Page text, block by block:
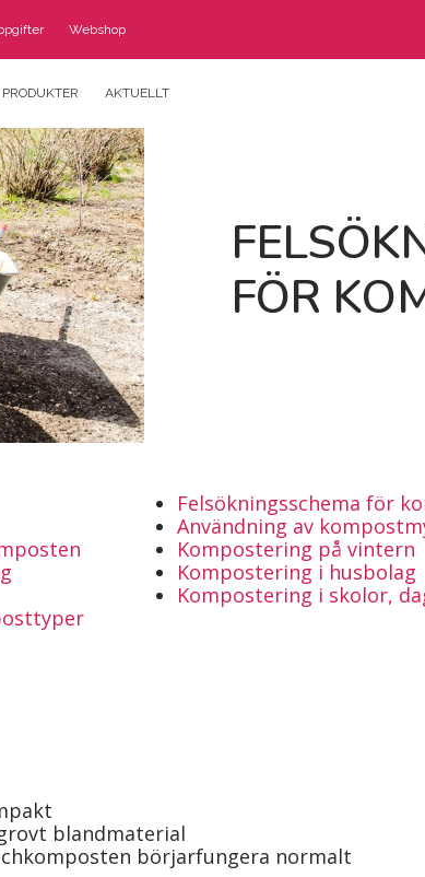
Webshop
PRODUKTER AKTUELLT
FÖR
Felsökningsschema för
Användning av
Kompostering på vintern
Kompostering i husbolag
Kompostering i skolor,
blandmaterial
börjarfungera normalt